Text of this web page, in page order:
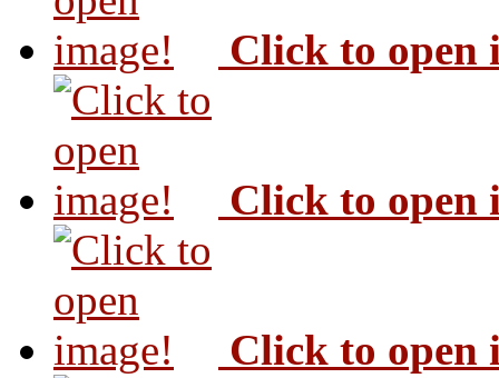
Click to open
Click to open
Click to open